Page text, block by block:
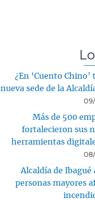
¿En ‘Cuento
nueva sede de la
Más de 500
fortalecieron sus
herramientas
Alcaldía de Ibagué
personas mayores